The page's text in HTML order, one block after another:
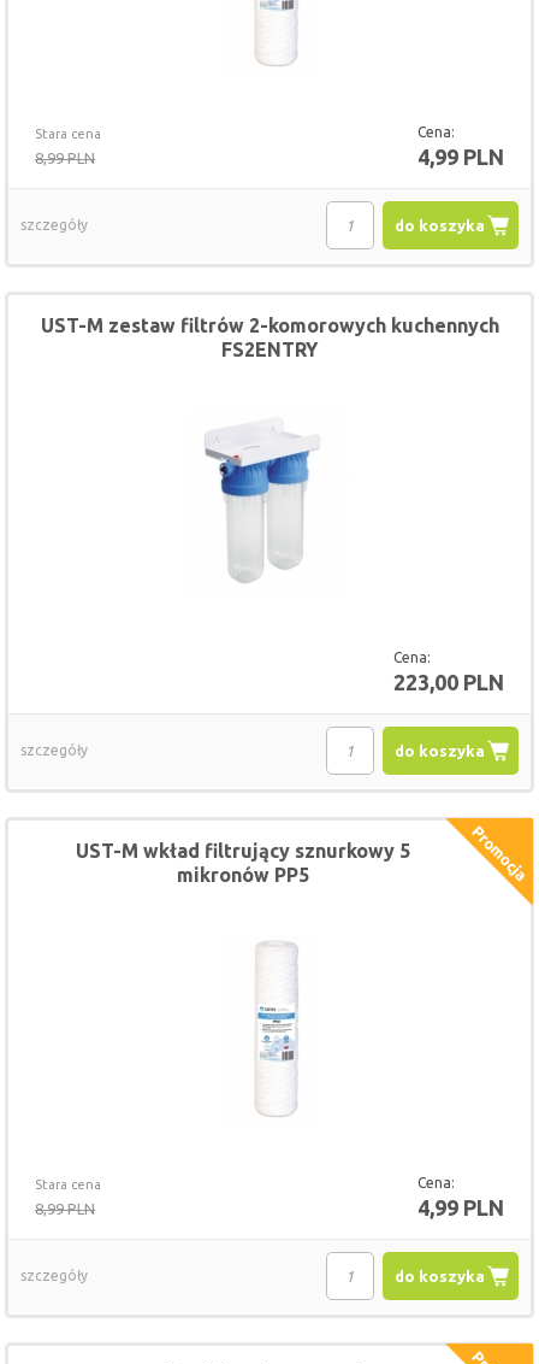
Stara cena
8,99 PLN
Cena:
4,99 PLN
do koszyka
szczegóły
Cena:
223,00 PLN
UST-M zestaw filtrów 2-komorowych kuchennych
FS2ENTRY
do koszyka
szczegóły
Stara cena
8,99 PLN
Cena:
4,99 PLN
UST-M wkład filtrujący sznurkowy 5
mikronów PP5
do koszyka
szczegóły